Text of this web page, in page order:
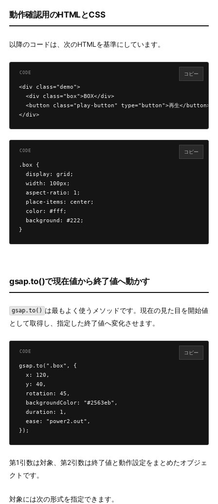
動作確認用のHTMLとCSS
以降のコードは、次のHTMLを基準にしています。
<div class="demo">
  <div class="box">BOX</div>
  <button class="play-button" type="button">再生</button>
</div>
コピー
.box {
  display: grid;
  width: 100px;
  aspect-ratio: 1;
  place-items: center;
  color: #fff;
  background: #222;
}
コピー
gsap.to()で現在値から終了値へ動かす
gsap.to() は最もよく使うメソッドです。現在の見た目を開始値
として取得し、指定した終了値へ変化させます。
gsap.to(".box", {
  x: 120,
  y: 40,
  rotation: 45,
  backgroundColor: "#2563eb",
  duration: 1,
  ease: "power2.out",
});
コピー
第1引数は対象、第2引数は終了値と動作設定をまとめたオブジェ
クトです。
対象には次の形式を指定できます。